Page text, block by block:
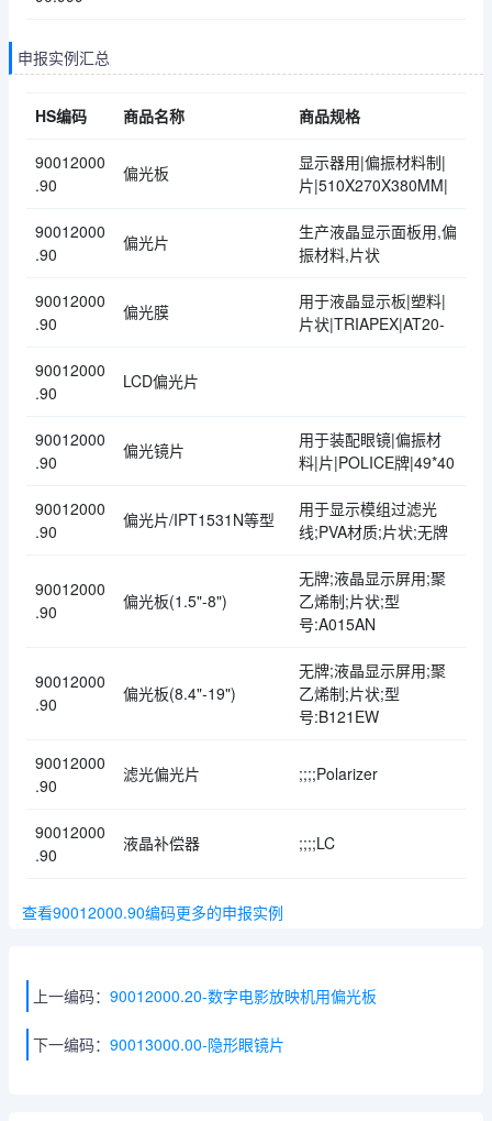
申报实例汇总
HS编码 商品名称 商品规格
90012000
.90
偏光板
显示器用|偏振材料制|
片|510X270X380MM|
90012000
.90
偏光片
生产液晶显示面板用,偏
振材料,片状
90012000
.90
偏光膜
用于液晶显示板|塑料|
片状|TRIAPEX|AT20-
90012000
.90
LCD偏光片
90012000
.90
偏光镜片
用于装配眼镜|偏振材
料|片|POLICE牌|49*40
90012000
.90
偏光片/IPT1531N等型
用于显示模组过滤光
线;PVA材质;片状;无牌
90012000
.90
偏光板(1.5"-8")
无牌;液晶显示屏用;聚
乙烯制;片状;型
号:A015AN
90012000
.90
偏光板(8.4"-19")
无牌;液晶显示屏用;聚
乙烯制;片状;型
号:B121EW
90012000
.90
滤光偏光片 ;;;;Polarizer
90012000
.90
液晶补偿器 ;;;;LC
查看90012000.90编码更多的申报实例
上一编码： 90012000.20-数字电影放映机用偏光板
下一编码： 90013000.00-隐形眼镜片